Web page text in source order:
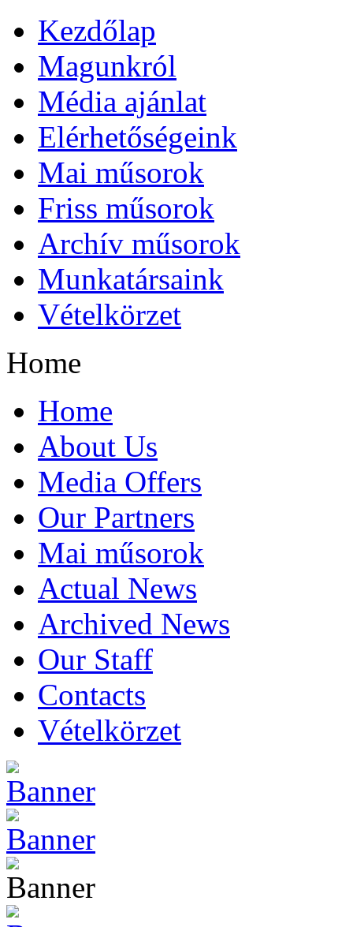
Kezdőlap
Magunkról
Média ajánlat
Elérhetőségeink
Mai műsorok
Friss műsorok
Archív műsorok
Munkatársaink
Vételkörzet
Home
Home
About Us
Media Offers
Our Partners
Mai műsorok
Actual News
Archived News
Our Staff
Contacts
Vételkörzet